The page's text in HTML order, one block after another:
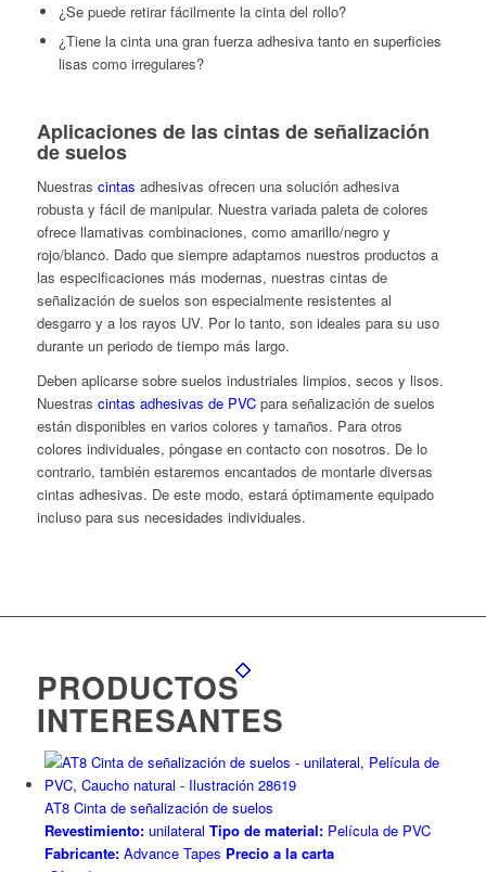
¿Se puede retirar fácilmente la cinta del rollo?
¿Tiene la cinta una gran fuerza adhesiva tanto en superficies
lisas como irregulares?
Aplicaciones de las cintas de señalización
de suelos
Nuestras cintas adhesivas ofrecen una solución adhesiva
robusta y fácil de manipular. Nuestra variada paleta de colores
ofrece llamativas combinaciones, como amarillo/negro y
rojo/blanco. Dado que siempre adaptamos nuestros productos a
las especificaciones más modernas, nuestras cintas de
señalización de suelos son especialmente resistentes al
desgarro y a los rayos UV. Por lo tanto, son ideales para su uso
durante un periodo de tiempo más largo.
Deben aplicarse sobre suelos industriales limpios, secos y lisos.
Nuestras cintas adhesivas de PVCpara señalización de suelos
están disponibles en varios colores y tamaños. Para otros
colores individuales, póngase en contacto con nosotros. De lo
contrario, también estaremos encantados de montarle diversas
cintas adhesivas. De este modo, estará óptimamente equipado
incluso para sus necesidades individuales.
PRODUCTOS
INTERESANTES
AT8 Cinta de señalización de suelos
Revestimiento:unilateral Tipo de material:Película de PVC
Fabricante:Advance Tapes Precio a la carta